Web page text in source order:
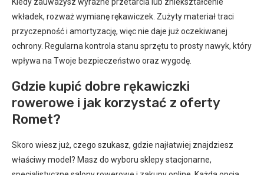
wkładek, rozważ wymianę rękawiczek. Zużyty materiał traci
przyczepność i amortyzację, więc nie daje już oczekiwanej
ochrony. Regularna kontrola stanu sprzętu to prosty nawyk, który
wpływa na Twoje bezpieczeństwo oraz wygodę.
Gdzie kupić dobre rękawiczki
rowerowe i jak korzystać z oferty
Romet?
Skoro wiesz już, czego szukasz, gdzie najłatwiej znajdziesz
właściwy model? Masz do wyboru sklepy stacjonarne,